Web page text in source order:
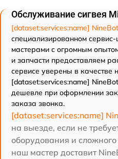
Обслуживание сигвея
[dataset:services:name]
специализированном
мастерами с огромным
и запчасти предоставляем
сервисе уверены в качестве
[dataset:services:name]
дешевле при оформлении
заказа звонка.
[dataset:services:name]
на выезде, если не
оборудования и
наш мастер доставит